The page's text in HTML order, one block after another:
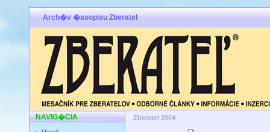
Arch�v �asopisu Zberatel
NAVIG�CIA Zberatel 2004